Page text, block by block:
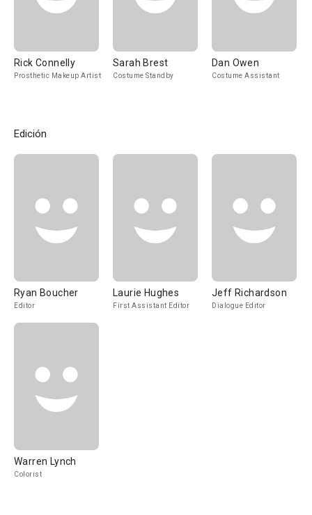
Rick Connelly
Prosthetic Makeup Artist
Sarah Brest
Costume Standby
Dan Owen
Costume Assistant
Edición
Ryan Boucher
Editor
Laurie Hughes
First Assistant Editor
Jeff Richardson
Dialogue Editor
Warren Lynch
Colorist